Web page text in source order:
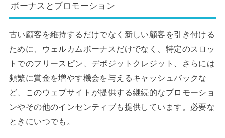
ボーナスとプロモーション
古い顧客を維持するだけでなく新しい顧客を引き付ける
ために、ウェルカムボーナスだけでなく、特定のスロッ
トでのフリースピン、デポジットクレジット、さらには
頻繁に賞金を増やす機会を与えるキャッシュバックな
ど、このウェブサイトが提供する継続的なプロモーショ
ンやその他のインセンティブも提供しています。必要な
ときにいつでも。